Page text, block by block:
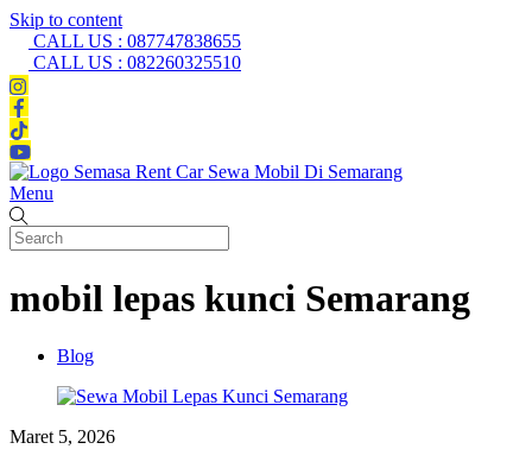
Skip to content
CALL US : 087747838655
CALL US : 082260325510
Menu
mobil lepas kunci Semarang
Blog
Maret 5, 2026